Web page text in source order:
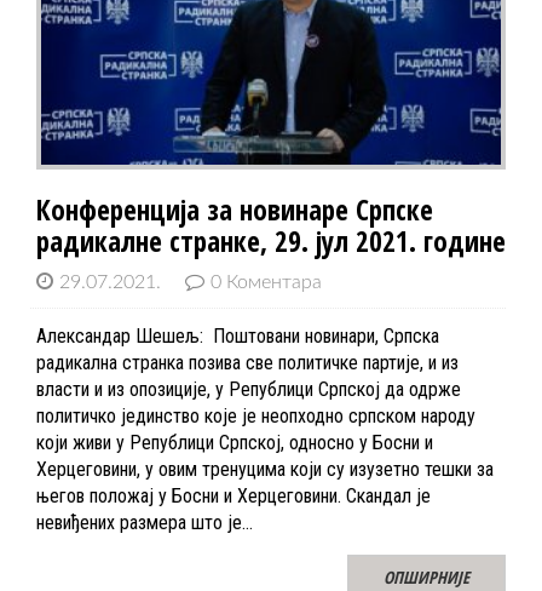
Конференција за новинаре Српске
радикалне странке, 29. јул 2021. године
29.07.2021. 0 Коментара
Александар Шешељ: Поштовани новинари, Српска
радикална странка позива све политичке партије, и из
власти и из опозиције, у Републици Српској да одрже
политичко јединство које је неопходно српском народу
који живи у Републици Српској, односно у Босни и
Херцеговини, у овим тренуцима који су изузетно тешки за
његов положај у Босни и Херцеговини. Скандал је
невиђених размера што је…
ОПШИРНИЈЕ